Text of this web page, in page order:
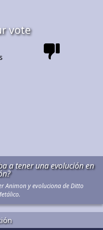
vote
a tener una evolución en
Animon y evoluciona de Ditto